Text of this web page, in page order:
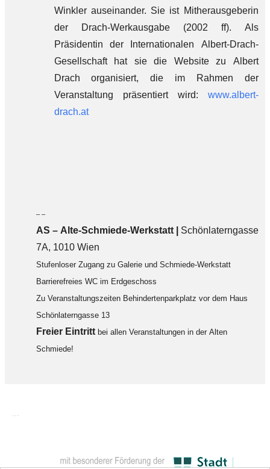
Winkler auseinander. Sie ist Mitherausgeberin
der Drach-Werkausgabe (2002 ff). Als
Präsidentin der Internationalen Albert-Drach-
Gesellschaft hat sie die Website zu Albert
Drach organisiert, die im Rahmen der
Veranstaltung präsentiert wird: www.albert-
drach.at
– –
AS – Alte-Schmiede-Werkstatt | Schönlaterngasse
7A, 1010 Wien
Stufenloser Zugang zu Galerie und Schmiede-Werkstatt
Barrierefreies WC im Erdgeschoss
Zu Veranstaltungszeiten Behindertenparkplatz vor dem Haus
Schönlaterngasse 13
Freier Eintritt bei allen Veranstaltungen in der Alten
Schmiede!